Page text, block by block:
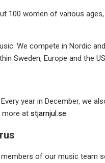
100 women of various
We compete in Nordic
Sweden, Europe and the US.
year in December, we
more at stjarnjul.se
of our music team